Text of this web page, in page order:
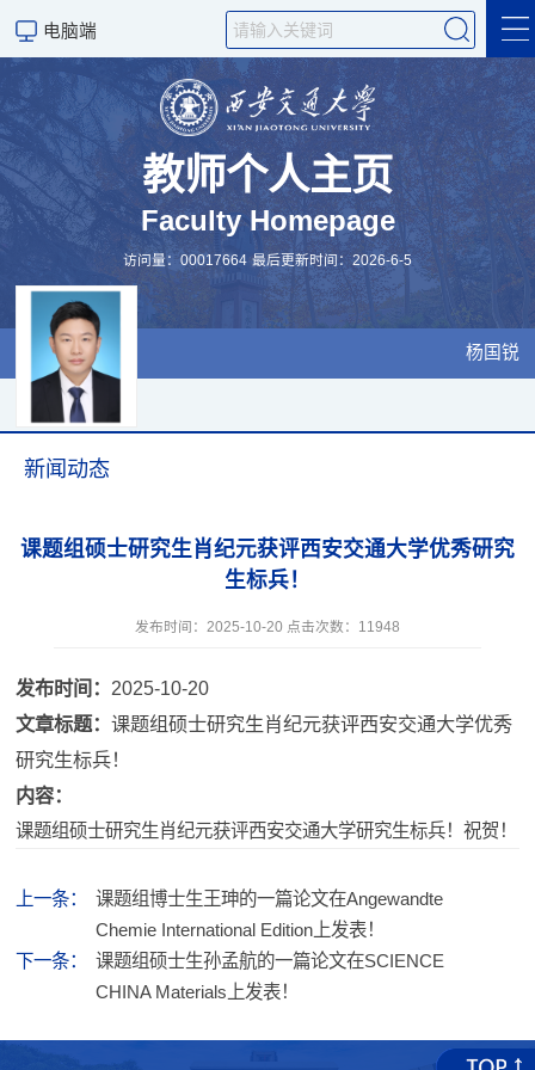
电脑端
杨国锐主页
教师个人主页
Faculty Homepage
访问量：00017664 最后更新时间：2026-6-5
杨国锐
新闻动态
课题组硕士研究生肖纪元获评西安交通大学优秀研究
生标兵！
发布时间：2025-10-20 点击次数： 11948
发布时间： 2025-10-20
文章标题：课题组硕士研究生肖纪元获评西安交通大学优秀
研究生标兵！
内容：
课题组硕士研究生肖纪元获评西安交通大学研究生标兵！祝贺！
上一条：
课题组博士生王珅的一篇论文在Angewandte
Chemie International Edition上发表！
下一条：
课题组硕士生孙孟航的一篇论文在SCIENCE
CHINA Materials上发表！